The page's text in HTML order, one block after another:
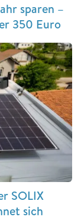
sparen –
350 Euro
SOLIX
sich